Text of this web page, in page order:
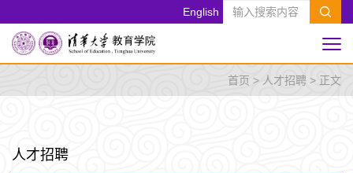
English
首页 > 人才招聘 > 正文
人才招聘